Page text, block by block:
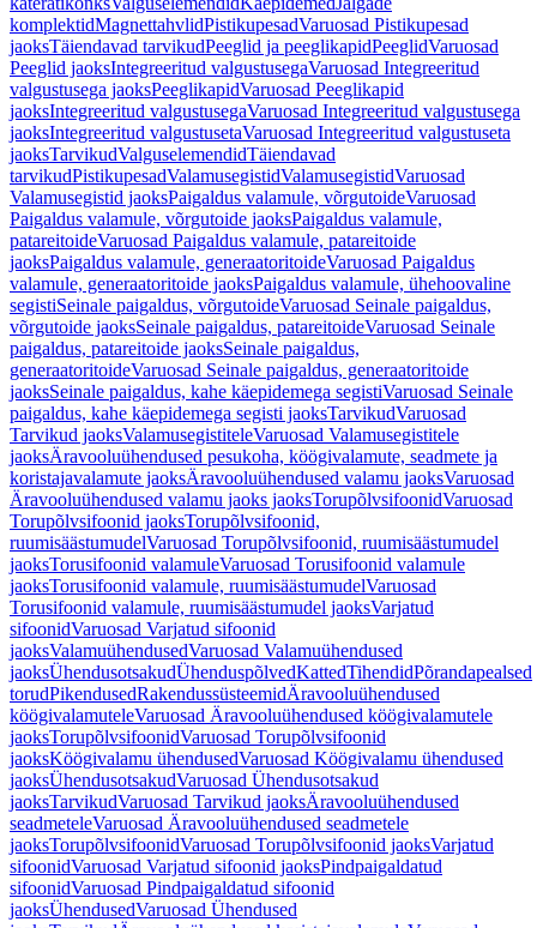
komplektidMagnettahvlidPistikupesadVaruosad Pistikupesad
jaoksTäiendavad tarvikudPeeglid ja peeglikapidPeeglidVaruosad
Peeglid jaoksIntegreeritud valgustusegaVaruosad Integreeritud
valgustusega jaoksPeeglikapidVaruosad Peeglikapid
jaoksIntegreeritud valgustusegaVaruosad Integreeritud valgustusega
jaoksIntegreeritud valgustusetaVaruosad Integreeritud valgustuseta
jaoksTarvikudValguselemendidTäiendavad
tarvikudPistikupesadValamusegistidValamusegistidVaruosad
Valamusegistid jaoksPaigaldus valamule, võrgutoideVaruosad
Paigaldus valamule, võrgutoide jaoksPaigaldus valamule,
patareitoideVaruosad Paigaldus valamule, patareitoide
jaoksPaigaldus valamule, generaatoritoideVaruosad Paigaldus
valamule, generaatoritoide jaoksPaigaldus valamule, ühehoovaline
segistiSeinale paigaldus, võrgutoideVaruosad Seinale paigaldus,
võrgutoide jaoksSeinale paigaldus, patareitoideVaruosad Seinale
paigaldus, patareitoide jaoksSeinale paigaldus,
generaatoritoideVaruosad Seinale paigaldus, generaatoritoide
jaoksSeinale paigaldus, kahe käepidemega segistiVaruosad Seinale
paigaldus, kahe käepidemega segisti jaoksTarvikudVaruosad
Tarvikud jaoksValamusegistiteleVaruosad Valamusegistitele
jaoksÄravooluühendused pesukoha, köögivalamute, seadmete ja
koristajavalamute jaoksÄravooluühendused valamu jaoksVaruosad
Äravooluühendused valamu jaoks jaoksTorupõlvsifoonidVaruosad
Torupõlvsifoonid jaoksTorupõlvsifoonid,
ruumisäästumudelVaruosad Torupõlvsifoonid, ruumisäästumudel
jaoksTorusifoonid valamuleVaruosad Torusifoonid valamule
jaoksTorusifoonid valamule, ruumisäästumudelVaruosad
Torusifoonid valamule, ruumisäästumudel jaoksVarjatud
sifoonidVaruosad Varjatud sifoonid
jaoksValamuühendusedVaruosad Valamuühendused
jaoksÜhendusotsakudÜhenduspõlvedKattedTihendidPõrandapealsed
torudPikendusedRakendussüsteemidÄravooluühendused
köögivalamuteleVaruosad Äravooluühendused köögivalamutele
jaoksTorupõlvsifoonidVaruosad Torupõlvsifoonid
jaoksKöögivalamu ühendusedVaruosad Köögivalamu ühendused
jaoksÜhendusotsakudVaruosad Ühendusotsakud
jaoksTarvikudVaruosad Tarvikud jaoksÄravooluühendused
seadmeteleVaruosad Äravooluühendused seadmetele
jaoksTorupõlvsifoonidVaruosad Torupõlvsifoonid jaoksVarjatud
sifoonidVaruosad Varjatud sifoonid jaoksPindpaigaldatud
sifoonidVaruosad Pindpaigaldatud sifoonid
jaoksÜhendusedVaruosad Ühendused